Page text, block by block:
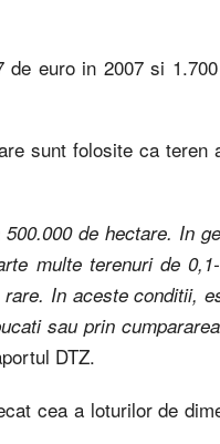
euro in 2007 si
sunt folosite ca teren
de hectare. In
multe terenuri de
In aceste conditii,
sau prin
DTZ.
cea a loturilor de